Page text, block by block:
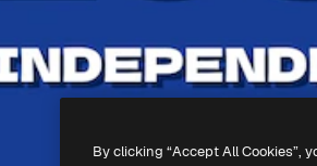
By clicking “Accept All Cookies”,